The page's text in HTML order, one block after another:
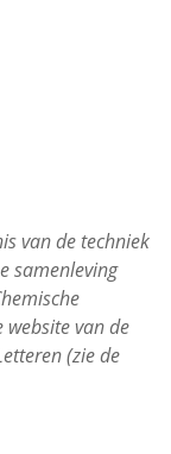
van de techniek
samenleving
van de
(zie de